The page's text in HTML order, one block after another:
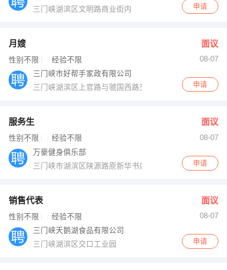
三门峡湖滨区文明路商业街内
申请
月嫂 面议
性别不限 经验不限
08-07
三门峡市好帮手家政有限公司
三门峡湖滨区上官路与虢国西路交叉口康乐瑞景小区东门
申请
服务生 面议
性别不限 经验不限
08-07
万豪健身俱乐部
三门峡市湖滨区陕源路原新华书店3楼黄河影院北10米
申请
销售代表 面议
性别不限 经验不限
08-07
三门峡天鹅湖食品有限公司
三门峡湖滨区交口工业园
申请